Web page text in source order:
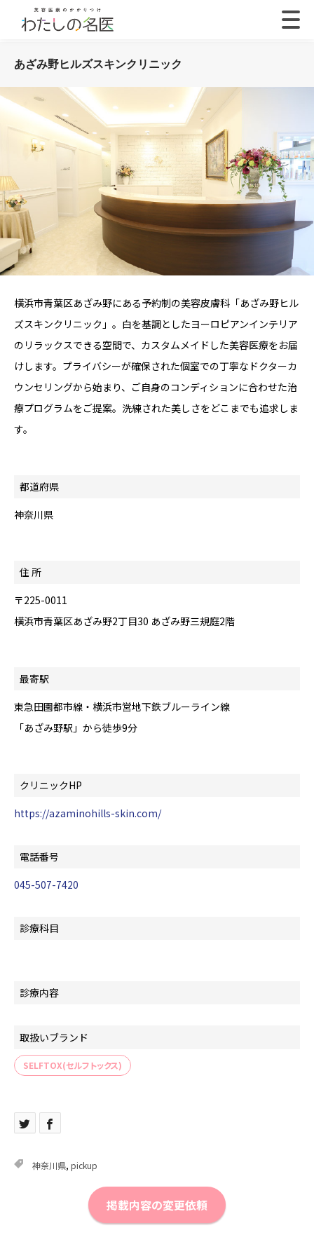
あざみ野ヒルズスキンクリニック
横浜市青葉区あざみ野にある予約制の美容皮膚科「あざみ野ヒル
ズスキンクリニック」。白を基調としたヨーロピアンインテリア
のリラックスできる空間で、カスタムメイドした美容医療をお届
けします。プライバシーが確保された個室での丁寧なドクターカ
ウンセリングから始まり、ご自身のコンディションに合わせた治
療プログラムをご提案。洗練された美しさをどこまでも追求しま
す。
都道府県
神奈川県
住 所
〒225-0011
横浜市青葉区あざみ野2丁目30 あざみ野三規庭2階
最寄駅
東急田園都市線・横浜市営地下鉄ブルーライン線
「あざみ野駅」から徒歩9分
クリニックHP
https://azaminohills-skin.com/
電話番号
045-507-7420
診療科目
診療内容
取扱いブランド
SELFTOX(セルフトックス)
神奈川県, pickup
掲載内容の変更依頼